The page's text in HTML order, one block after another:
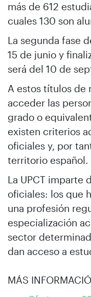
más de 612
cuales 130 son
La segunda fase
15 de junio y
será del 10 de
A estos títulos de
acceder las
grado o
existen criterios
oficiales y, por
territorio español.
La UPCT imparte
oficiales: los que
una profesión
especialización
sector
dan acceso a
MÁS